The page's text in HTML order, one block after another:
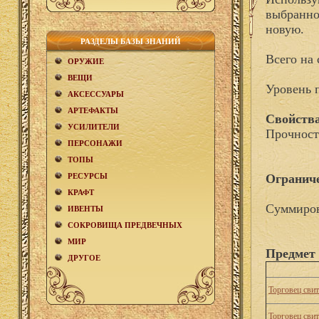
РАЗДЕЛЫ БАЗЫ ЗНАНИЙ
ОРУЖИЕ
ВЕЩИ
АКCЕСCУАРЫ
АРТЕФАКТЫ
УСИЛИТЕЛИ
ПЕРСОНАЖИ
ТОПЫ
РЕСУРСЫ
КРАФТ
ИВЕНТЫ
СОКРОВИЩА ПРЕДВЕЧНЫХ
МИР
ДРУГОЕ
новую.
Всего на
Уровень
Предмет
Торговец
Торговец